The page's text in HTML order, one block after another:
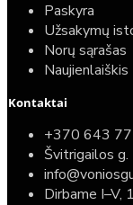
Komplektas:
mygtuku +
Paskyra
Užsakymų
Norų sąrašas
Naujienlaiškis
Kontaktai
+370 643
Švitrigailos g.
Dirbame I–V,